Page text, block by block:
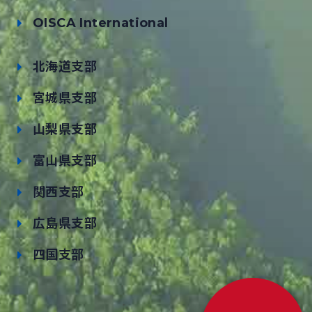
OISCA International
北海道支部
宮城県支部
山梨県支部
富山県支部
関西支部
広島県支部
四国支部